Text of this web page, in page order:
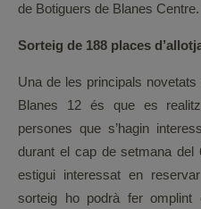
de Botiguers de Blanes Centre.
Sorteig de 188 places
Una de les principals
Blanes 12 és que es
persones que s’hagin
durant el cap de setmana del
estigui interessat en
sorteig ho podrà fer omplint